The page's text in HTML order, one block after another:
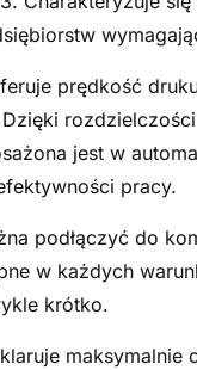
prędkość
jest w
pracy.
podłączyć do
w każdych
krótko.